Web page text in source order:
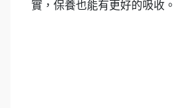
實，保養也能有更好的吸收。